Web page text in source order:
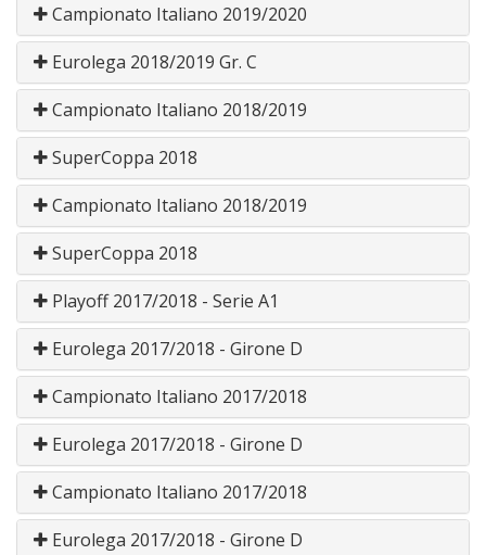
Campionato Italiano 2019/2020
Eurolega 2018/2019 Gr. C
Campionato Italiano 2018/2019
SuperCoppa 2018
Campionato Italiano 2018/2019
SuperCoppa 2018
Playoff 2017/2018 - Serie A1
Eurolega 2017/2018 - Girone D
Campionato Italiano 2017/2018
Eurolega 2017/2018 - Girone D
Campionato Italiano 2017/2018
Eurolega 2017/2018 - Girone D